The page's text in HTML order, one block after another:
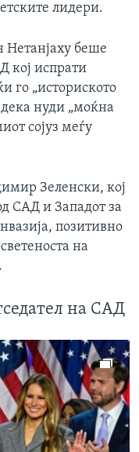
лидери.
Нетанјаху беше
кој испрати
го „историското
нуди „моќна
сојуз меѓу
Зеленски, кој
САД и Западот за
позитивно
на
на САД